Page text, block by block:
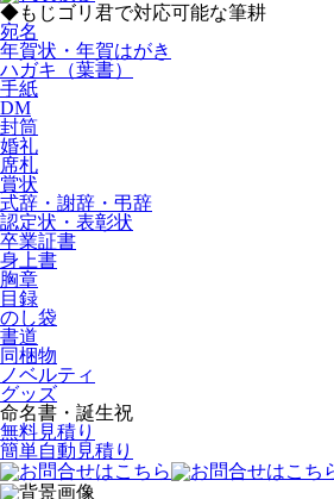
◆もじゴリ君で対応可能な筆耕
宛名
年賀状・年賀はがき
ハガキ（葉書）
手紙
DM
封筒
婚礼
席札
賞状
式辞・謝辞・弔辞
認定状・表彰状
卒業証書
身上書
胸章
目録
のし袋
書道
同梱物
ノベルティ
グッズ
命名書・誕生祝
無料見積り
簡単自動見積り